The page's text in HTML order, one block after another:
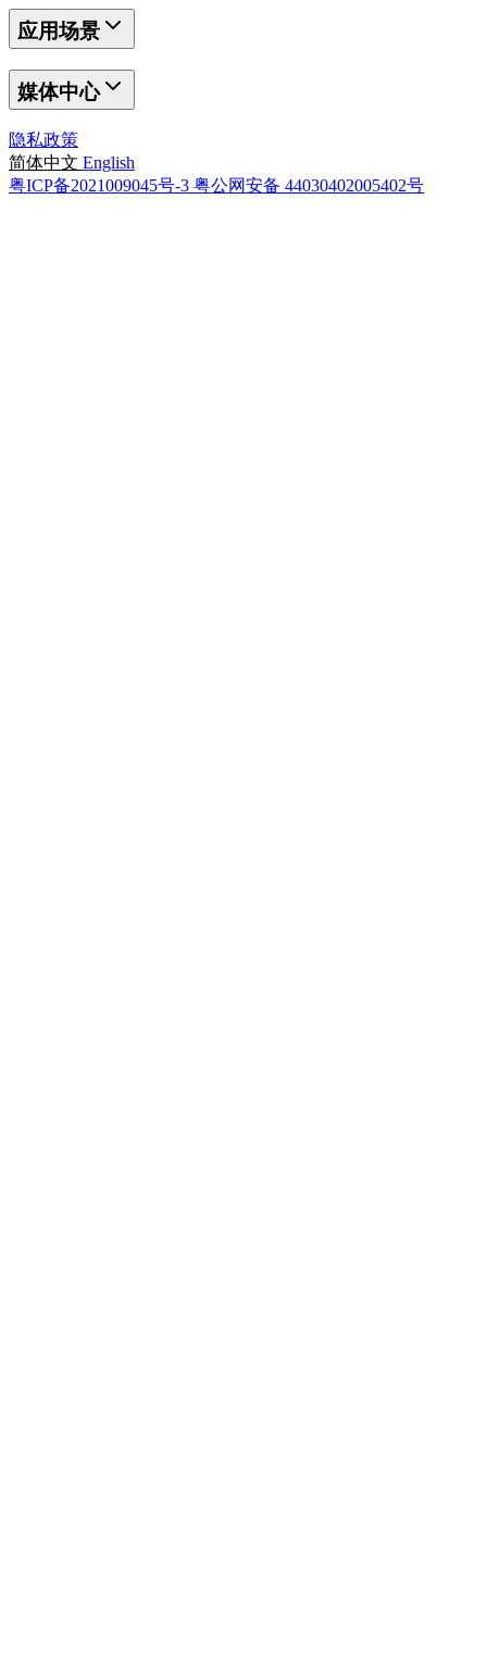
应用场景
媒体中心
隐私政策
简体中文 English
粤ICP备2021009045号-3 粤公网安备 44030402005402号